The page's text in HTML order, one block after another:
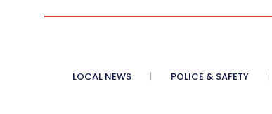
LOCAL NEWS POLICE & SAFETY